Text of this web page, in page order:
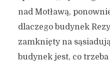
nad Motławą,
dlaczego budynek
zamknięty na
budynek jest, co